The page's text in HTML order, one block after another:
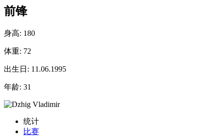
前锋
身高: 180
体重: 72
出生日: 11.06.1995
年龄: 31
统计
比赛